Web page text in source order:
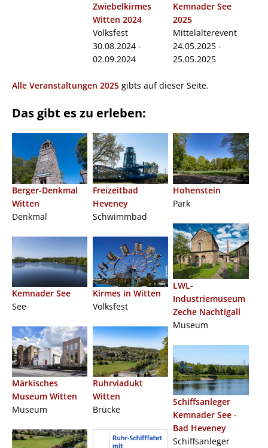
Zwiebelkirmes
Witten 2024
Volksfest
30.08.2024 -
02.09.2024
Kemnader See
2025
Mittelalterevent
24.05.2025 -
25.05.2025
Alle Veranstaltungen 2025 gibts auf dieser Seite.
Das gibt es zu erleben:
Berger-Denkmal
Witten
Denkmal
Kemnader See
See
Märkisches
Museum Witten
Museum
Freizeitbad
Heveney
Schwimmbad
Kirmes in Witten
Volksfest
Ruhrviadukt
Witten
Brücke
Hohenstein
Park
LWL-
Industriemuseum
Zeche Nachtigall
Museum
Schiffsanleger
Kemnader See -
Bad Heveney
Schiffsanleger